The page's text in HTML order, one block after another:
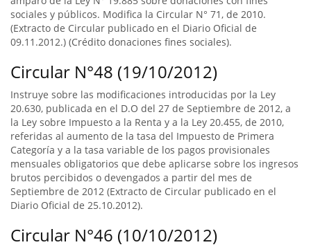
sociales y públicos. Modifica la Circular N° 71, de 2010.
(Extracto de Circular publicado en el Diario Oficial de
09.11.2012.) (Crédito donaciones fines sociales).
Circular N°48 (19/10/2012)
Instruye sobre las modificaciones introducidas por la Ley
20.630, publicada en el D.O del 27 de Septiembre de 2012, a
la Ley sobre Impuesto a la Renta y a la Ley 20.455, de 2010,
referidas al aumento de la tasa del Impuesto de Primera
Categoría y a la tasa variable de los pagos provisionales
mensuales obligatorios que debe aplicarse sobre los ingresos
brutos percibidos o devengados a partir del mes de
Septiembre de 2012 (Extracto de Circular publicado en el
Diario Oficial de 25.10.2012).
Circular N°46 (10/10/2012)